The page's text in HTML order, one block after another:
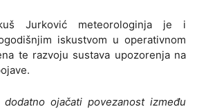
Jurković meteorologinja je i
iskustvom u operativnom
te razvoju sustava upozorenja na
ojačati povezanost između